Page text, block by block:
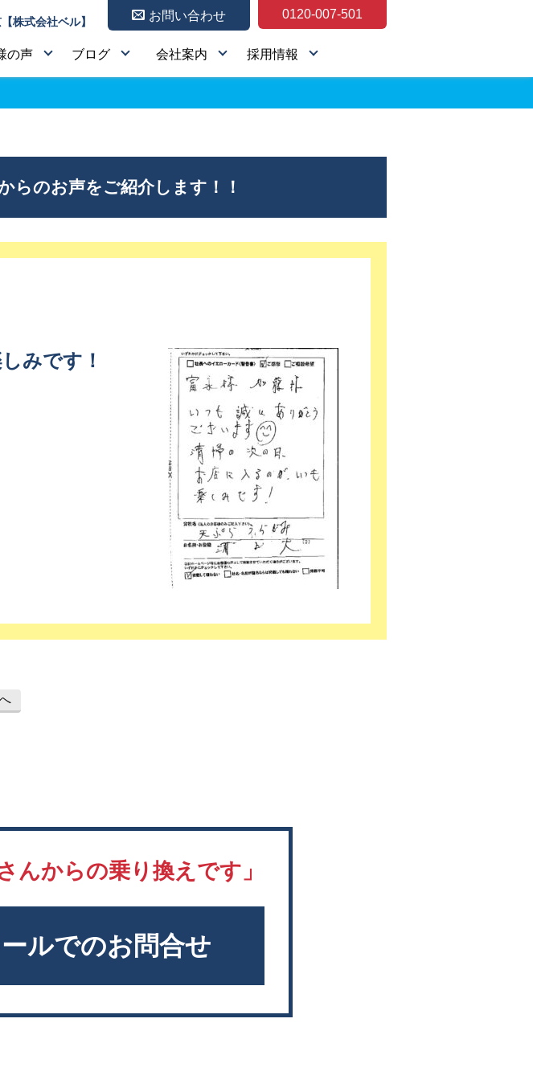
株式会社ベル】 お問い合わせ 0120-007-501
の声 ブログ 会社案内 採用情報
らのお声をご紹介します！！
みです！
んからの乗り換えです」
ルでのお問合せ